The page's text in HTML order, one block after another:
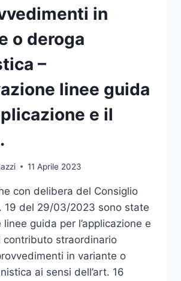
in
o deroga
–
linee guida
e il
11 Aprile 2023
con delibera del Consiglio
19 del 29/03/2023 sono state
guida per l’applicazione e
contributo straordinario
in variante o
ai sensi dell’art. 16